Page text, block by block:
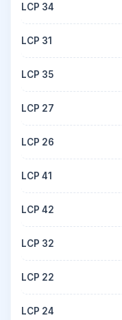
LCP 34
LCP 31
LCP 35
LCP 27
LCP 26
LCP 41
LCP 42
LCP 32
LCP 22
LCP 24